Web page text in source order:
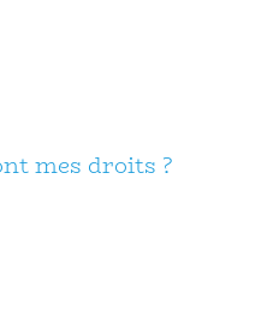
mes droits ?